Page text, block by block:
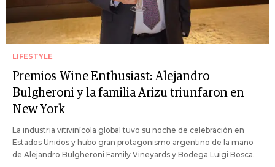
LIFESTYLE
Premios Wine Enthusiast: Alejandro
Bulgheroni y la familia Arizu triunfaron en
New York
La industria vitivinícola global tuvo su noche de celebración en
Estados Unidos y hubo gran protagonismo argentino de la mano
de Alejandro Bulgheroni Family Vineyards y Bodega Luigi Bosca.